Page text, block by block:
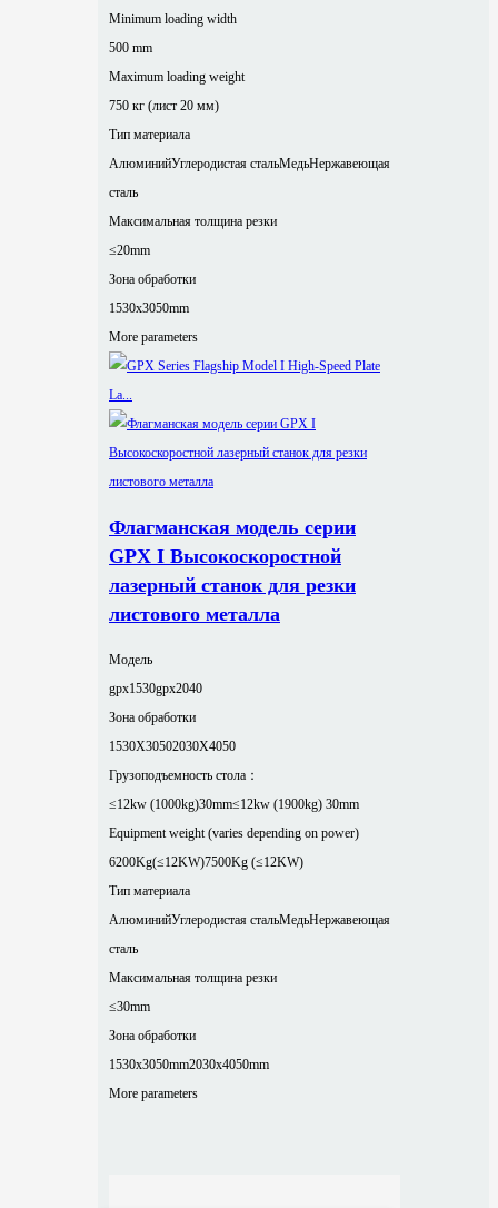
Minimum loading width
500 mm
Maximum loading weight
750 кг (лист 20 мм)
Тип материала
АлюминийУглеродистая стальМедьНержавеющая
сталь
Максимальная толщина резки
≤20mm
Зона обработки
1530x3050mm
More parameters
Флагманская модель серии
GPX I Высокоскоростной
лазерный станок для резки
листового металла
Модель
gpx1530gpx2040
Зона обработки
1530X30502030X4050
Грузоподъемность стола：
≤12kw (1000kg)30mm≤12kw (1900kg) 30mm
Equipment weight (varies depending on power)
6200Kg(≤12KW)7500Kg (≤12KW)
Тип материала
АлюминийУглеродистая стальМедьНержавеющая
сталь
Максимальная толщина резки
≤30mm
Зона обработки
1530x3050mm2030x4050mm
More parameters